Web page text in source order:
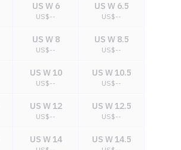
US W 6
US$--
US W 6.5
US$--
US W 8
US$--
US W 8.5
US$--
US W 10
US$--
US W 10.5
US$--
US W 12
US$--
US W 12.5
US$--
US W 14 US W 14.5